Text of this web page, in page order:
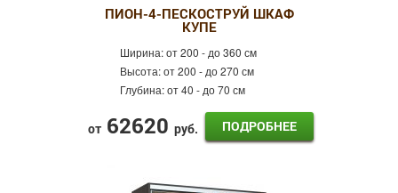
ПИОН-4-ПЕСКОСТРУЙ ШКАФ
КУПЕ
Ширина:от 200 - до 360 см
Высота:от 200 - до 270 см
Глубина:от 40 - до 70 см
от 62620 руб. ПОДРОБНЕЕ